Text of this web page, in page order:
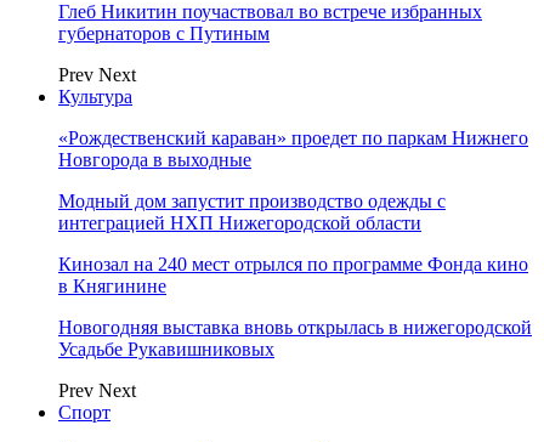
Глеб Никитин поучаствовал во встрече избранных
губернаторов с Путиным
Prev Next
Культура
«Рождественский караван» проедет по паркам Нижнего
Новгорода в выходные
Модный дом запустит производство одежды с
интеграцией НХП Нижегородской области
Кинозал на 240 мест отрылся по программе Фонда кино
в Княгинине
Новогодняя выставка вновь открылась в нижегородской
Усадьбе Рукавишниковых
Prev Next
Спорт